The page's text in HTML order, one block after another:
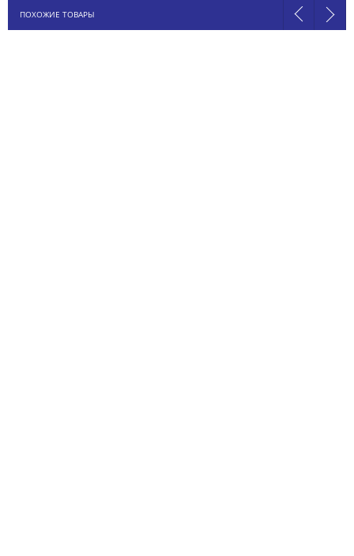
ПОХОЖИЕ ТОВАРЫ